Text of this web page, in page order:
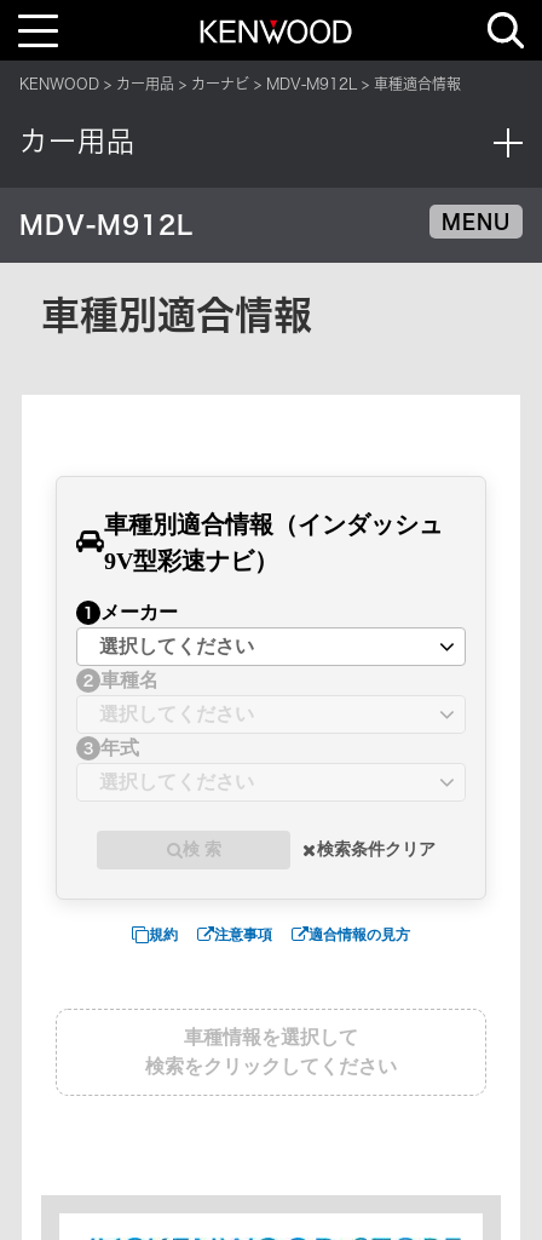
T
l
a
v
t
o
KENWOOD カー用品 カーナビ MDV-M912L 車種適合情報
カー用品
MDV-M912L MENU
車種別適合情報
車種別適合情報（インダッシュ
9V型彩速ナビ）
メーカー
車種名
年式
検 索 検索条件クリア
規約 注意事項 適合情報の見方
車種情報を選択して
検索をクリックしてください